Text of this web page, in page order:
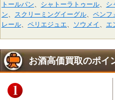
トールパン、 シャトーラトゥール、 シ
ン、 スクリーミングイーグル、 ペンフ
レール、 ペリエジュエ、 ソウメイ 、 エ
お酒高価買取のポイ